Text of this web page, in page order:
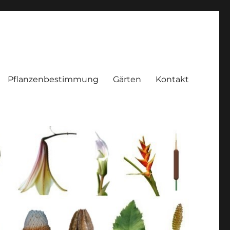
Pflanzenbestimmung Gärten Kontakt